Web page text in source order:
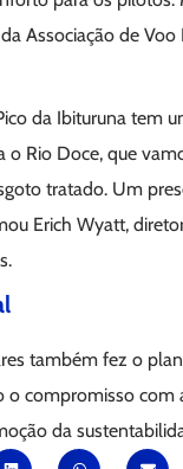
Associação de Voo
da Ibituruna tem
o Rio Doce, que
tratado. Um
Erich Wyatt,
também fez o
o compromisso com
da